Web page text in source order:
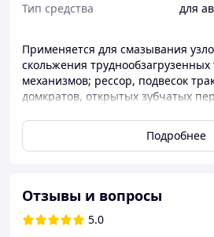
Тип средства
для
Применяется для смазывания
скольжения труднообзагрузенных
механизмов; рессор, подвесок
домкратов, открытых зубчатых
загущенных гидратированным
жирных кислот растительных и
Подробнее
Отзывы и вопросы
5.0